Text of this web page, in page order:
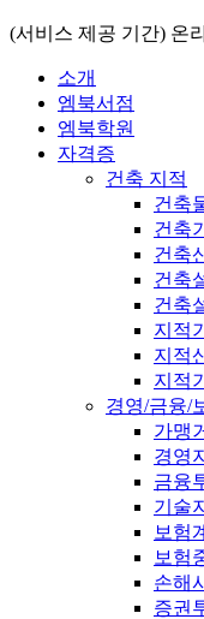
(서비스 제공 기간) 온
소개
엠북서점
엠북학원
자격증
건축 지적
건축
건축
건축
건축
건축
지적
지적
지적
경영/금융/
가맹
경영
금융
기술
보험
보험
손해
증권